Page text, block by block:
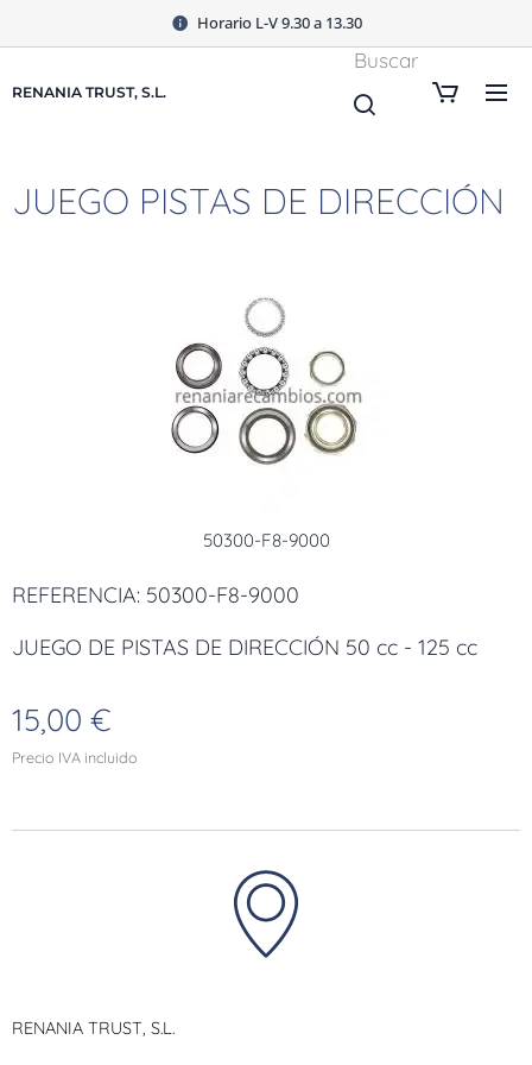
Horario L-V 9.30 a 13.30
RENANIA TRUST, S.L.
Buscar
JUEGO PISTAS DE DIRECCIÓN
50300-F8-9000
REFERENCIA: 50300-F8-9000
JUEGO DE PISTAS DE DIRECCIÓN 50 cc - 125 cc
15,00 €
Precio IVA incluido
RENANIA TRUST, S.L.